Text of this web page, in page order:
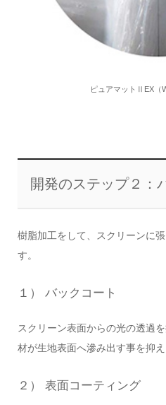
ピュアマットⅡEX（
開発のステップ２：
樹脂加工をして、スクリーンに
す。
１） バックコート
スクリーン表面からの光の透過
材が生地表面へ滲み出す事を抑
２） 表面コーティング